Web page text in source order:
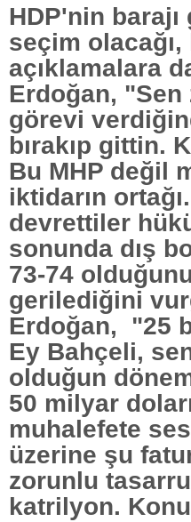
HDP'nin
seçim
açıklamalara
Erdoğan, "Sen
görevi
bırakıp gittin.
Bu MHP değil
iktidarın
devrettiler
sonunda dış
73-74
gerilediğini
Erdoğan, "25
Ey Bahçeli,
olduğun
50 milyar
muhalefete
üzerine şu
zorunlu
katrilyon.